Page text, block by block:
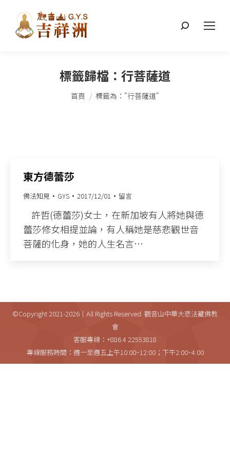
搜
標籤歸檔： 行菩薩道
您在這裡：
首頁 標籤為："行菩薩道"
東方德蕾莎
佛法知見 GYS 2017/12/01 留言
許哲(德蕾莎)女士，在新加坡有人將她與德
蕾莎修女相提並論，有人稱她是慈悲觀世音
菩薩的化身，她的人生名言…
©Copyright 2021-2026｜All Rights Reserved. 觀音山中華大悲法藏佛教
會
客服專線：+886 4 22553818
專線服務時間：週一至週五上午10:00~12:00；下午2:00~4:00